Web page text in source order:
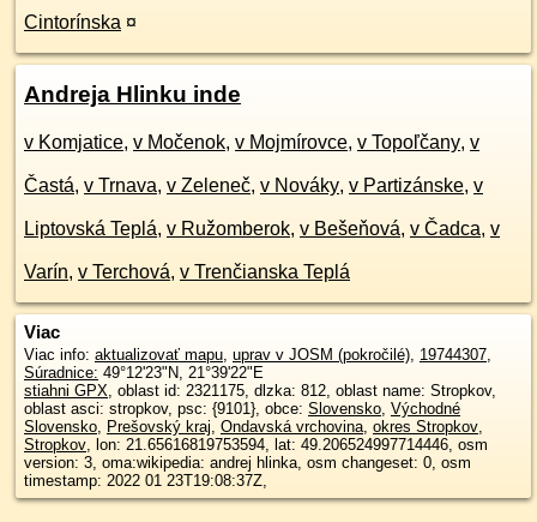
Cintorínska ¤
Andreja Hlinku inde
v Komjatice, v Močenok, v Mojmírovce, v Topoľčany, v
Častá, v Trnava, v Zeleneč, v Nováky, v Partizánske, v
Liptovská Teplá, v Ružomberok, v Bešeňová, v Čadca, v
Varín, v Terchová, v Trenčianska Teplá
Viac
Viac info: aktualizovať mapu, uprav v JOSM (pokročilé), 19744307,
Súradnice: 49°12'23"N, 21°39'22"E
stiahni GPX, oblast id: 2321175, dlzka: 812, oblast name: Stropkov,
oblast asci: stropkov, psc: {9101}, obce: Slovensko, Východné
Slovensko, Prešovský kraj, Ondavská vrchovina, okres Stropkov,
Stropkov, lon: 21.65616819753594, lat: 49.206524997714446, osm
version: 3, oma:wikipedia: andrej hlinka, osm changeset: 0, osm
timestamp: 2022 01 23T19:08:37Z,